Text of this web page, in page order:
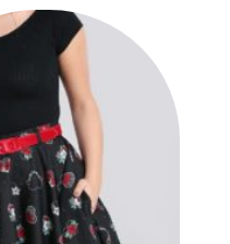
Ajouter
à la liste